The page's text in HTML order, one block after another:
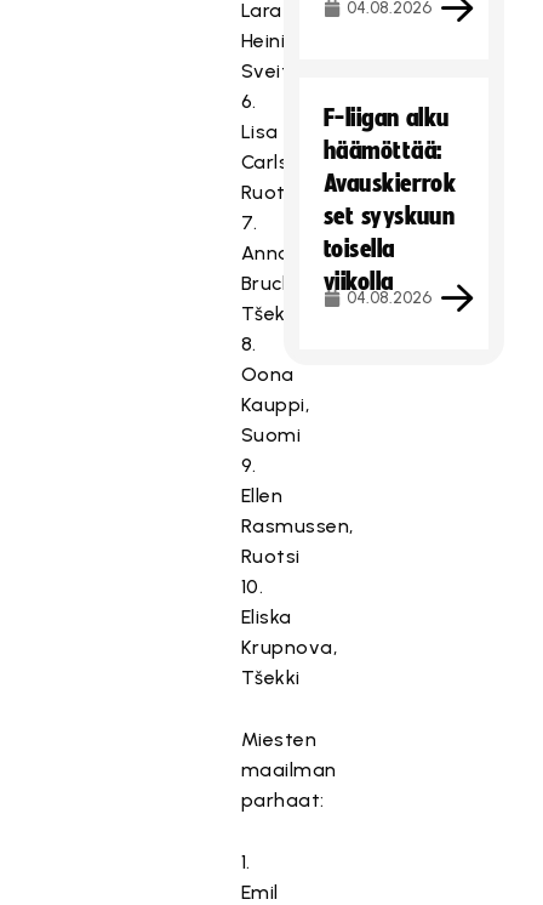
Lara
Heini,
Sveitsi
6.
Lisa
Carlsson,
Ruotsi
7.
Anna
Bruchackova,
Tšekki
8.
Oona
Kauppi,
Suomi
9.
Ellen
Rasmussen,
Ruotsi
10.
Eliska
Krupnova,
Tšekki
Miesten
maailman
parhaat:
1.
Emil
04.08.2026
F-liigan alku
häämöttää:
Avauskierrok
set syyskuun
toisella
viikolla
04.08.2026